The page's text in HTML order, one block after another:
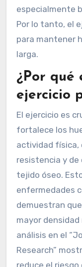
especialmente
Por lo tanto, el
para mantener
larga.
¿Por qué
ejercicio
El ejercicio es
fortalece los
actividad física,
resistencia y de
tejido óseo.
enfermedades
demuestran
mayor densidad
análisis en el
Research”